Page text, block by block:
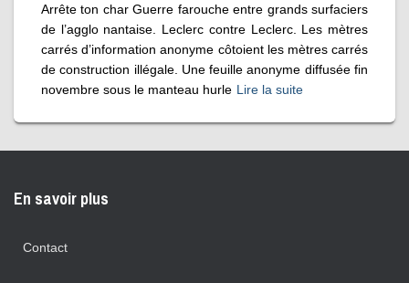
Arrête ton char Guerre farouche entre grands surfaciers
de l’agglo nantaise. Leclerc contre Leclerc. Les mètres
carrés d’information anonyme côtoient les mètres carrés
de construction illégale. Une feuille anonyme diffusée fin
novembre sous le manteau hurle Lire la suite
En savoir plus
Contact